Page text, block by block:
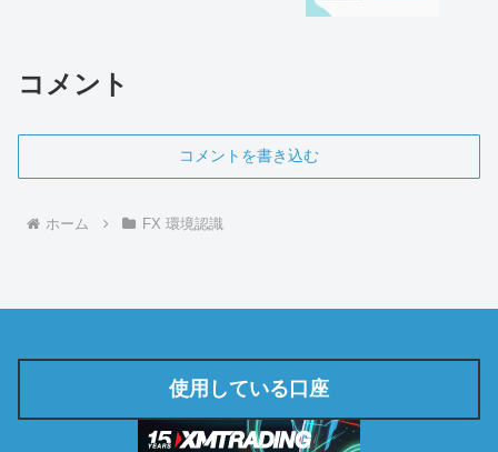
コメント
コメントを書き込む
ホーム FX 環境認識
使用している口座